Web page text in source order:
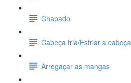
Chapado
Cabeça fria/Esfriar a cabeça
Arregaçar as mangas